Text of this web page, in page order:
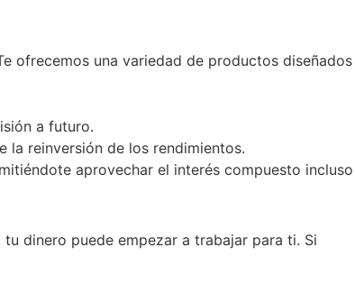
ofrecemos una variedad de productos diseñados
a futuro.
la reinversión de los rendimientos.
aprovechar el interés compuesto incluso
dinero puede empezar a trabajar para ti. Si